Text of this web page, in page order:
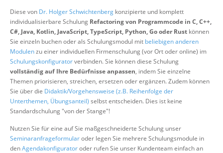
Diese von Dr. Holger Schwichtenberg konzipierte und komplett
individualisierbare Schulung Refactoring von Programmcode in C, C++,
C#, Java, Kotlin, JavaScript, TypeScript, Python, Go oder Rust können
Sie einzeln buchen oder als Schulungsmodul mit beliebigen anderen
Modulenzu einer individuellen Firmenschulung (vor Ort oder online) im
Schulungskonfiguratorverbinden. Sie können diese Schulung
vollständig auf Ihre Bedürfnisse anpassen, indem Sie einzelne
Themen priorisieren, streichen, ersetzen oder ergänzen. Zudem können
Sie über die Didaktik/Vorgehensweise (z.B. Reihenfolge der
Unterthemen, Übungsanteil) selbst entscheiden. Dies ist keine
Standardschulung "von der Stange"!
Nutzen Sie für eine auf Sie maßgeschneiderte Schulung unser
Seminaranfrageformularoder legen Sie mehrere Schulungsmodule in
denAgendakonfiguratoroder rufen Sie unser Kundenteam einfach an